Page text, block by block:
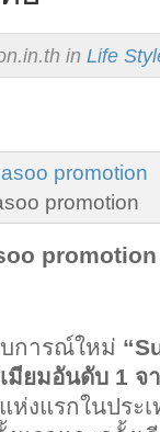
in Life
promotion
promotion
การณ์ใหม่
มียมอันดับ 1 จ
ห่งแรกในประ